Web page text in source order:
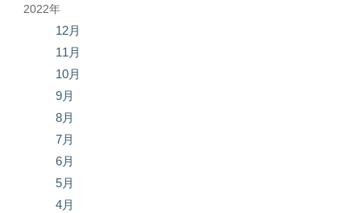
2022年
12月
11月
10月
9月
8月
7月
6月
5月
4月